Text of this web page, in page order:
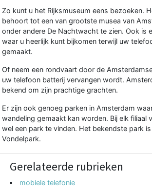
Zo kunt u het Rijksmuseum eens bezoeken.
behoort tot een van grootste musea van
onder andere De Nachtwacht te zien. Ook is
waar u heerlijk kunt bijkomen terwijl uw
gemaakt.
Of neem een rondvaart door de
uw telefoon batterij vervangen wordt.
bekend om zijn prachtige grachten.
Er zijn ook genoeg parken in Amsterdam
wandeling gemaakt kan worden. Bij elk filiaal
wel een park te vinden. Het bekendste park
Vondelpark.
Gerelateerde rubrieken
mobiele telefonie